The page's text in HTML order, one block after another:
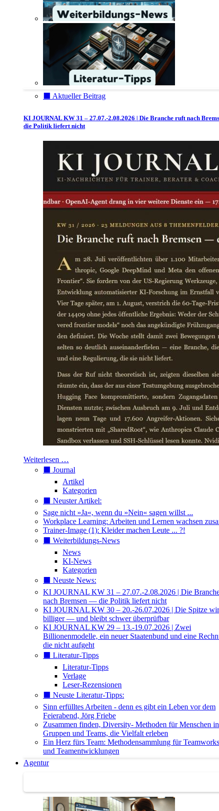
⬛️ Aktueller Beitrag
KI JOURNAL KW 31 – 27.07.-2.08.2026 | Die Branche ruft nach
die Politik liefert nicht
Weiterlesen …
⬛️ Journal
Artikel
Kategorien
⬛️ Neuster Artikel:
Sage nicht »Ja«, wenn du »Nein« sagen willst ...
Workplace Learning: Arbeiten und Lernen wachsen
Trainer-Image (1): Kleider machen Leute ... ?!
⬛️ Weiterbildungs-News
News
KI-News
Kategorien
⬛️ Neuste News:
KI JOURNAL KW 31 – 27.07.-2.08.2026 | Die
nach Bremsen — die Politik liefert nicht
KI JOURNAL KW 30 – 20.-26.07.2026 | Die Spitze
billiger — und bleibt schwer überprüfbar
KI JOURNAL KW 29 – 13.-19.07.2026 | Zwei
Billionenmodelle, ein neuer Staatenbund und eine
die nicht aufgeht
⬛️ Literatur-Tipps
Literatur-Tipps
Verlage
Leser-Rezensionen
⬛️ Neuste Literatur-Tipps:
Sinn erfülltes Arbeiten - denn es gibt ein Leben vor dem
Feierabend, Jörg Friebe
Zusammen finden, Diversity- Methoden für Menschen in
Gruppen und Teams, die Vielfalt erleben
Ein Herz fürs Team: Methodensammlung für
und Teamentwicklungen
Agentur